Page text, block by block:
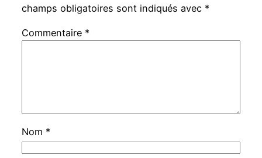
champs obligatoires sont indiqués avec *
Commentaire *
Nom *